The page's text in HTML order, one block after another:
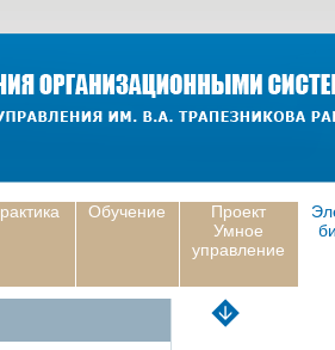
Обучение
Проект
Умное
управление